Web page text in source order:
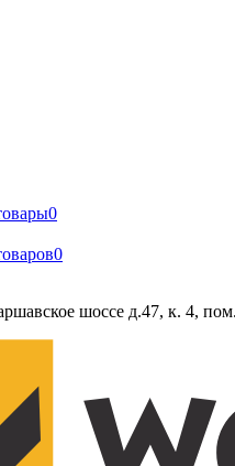
0
0
шоссе д.47, к. 4,